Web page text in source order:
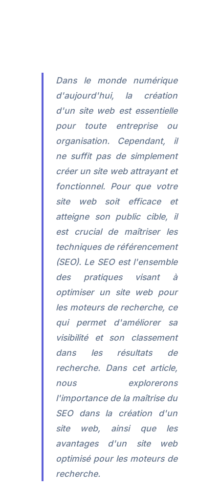
Dans le monde numérique
d'aujourd'hui, la création
d'un site web est essentielle
pour toute entreprise ou
organisation. Cependant, il
ne suffit pas de simplement
créer un site web attrayant et
fonctionnel. Pour que votre
site web soit efficace et
atteigne son public cible, il
est crucial de maîtriser les
techniques de référencement
(SEO). Le SEO est l'ensemble
des pratiques visant à
optimiser un site web pour
les moteurs de recherche, ce
qui permet d'améliorer sa
visibilité et son classement
dans les résultats de
recherche. Dans cet article,
nous explorerons
l'importance de la maîtrise du
SEO dans la création d'un
site web, ainsi que les
avantages d'un site web
optimisé pour les moteurs de
recherche.